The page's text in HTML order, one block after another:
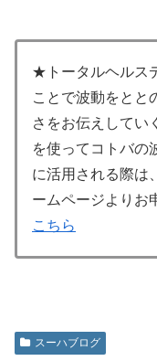
★トータルヘルス
ことで波動をとと
さをお伝えしてい
を使ってコトバの
に活用される際は
ームページよりお
こちら
スーハブログ